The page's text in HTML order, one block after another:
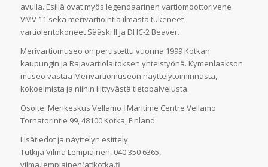
avulla. Esillä ovat myös legendaarinen vartiomoottorivene
VMV 11 sekä merivartiointia ilmasta tukeneet
vartiolentokoneet Sääski II ja DHC-2 Beaver.
Merivartiomuseo on perustettu vuonna 1999 Kotkan
kaupungin ja Rajavartiolaitoksen yhteistyönä. Kymenlaakson
museo vastaa Merivartiomuseon näyttelytoiminnasta,
kokoelmista ja niihin liittyvästä tietopalvelusta.
Osoite: Merikeskus Vellamo ǀ Maritime Centre Vellamo
Tornatorintie 99, 48100 Kotka, Finland
Lisätiedot ja näyttelyn esittely:
Tutkija Vilma Lempiäinen, 040 350 6365,
vilma.lempiainen(at)kotka.fi